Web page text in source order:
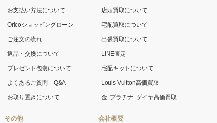
お支払い方法について
Oricoショッピングローン
ご注文の流れ
返品・交換について
プレゼント包装について
よくあるご質問 Q&A
お取り置きについて
その他
店頭買取について
宅配買取について
出張買取について
LINE査定
宅配キットについて
Louis Vuitton高価買取
金･プラチナ･ダイヤ高価買取
会社概要